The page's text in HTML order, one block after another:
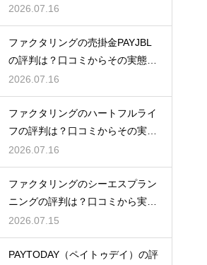
から検証
2026.07.16
ファクタリングの売掛金PAYJBL
の評判は？口コミからその実態を
徹底解説
2026.07.16
ファクタリングのハートフルライ
フの評判は？口コミからその実態
を徹底解説
2026.07.16
ファクタリングのシーエスプラン
ニングの評判は？口コミから実態
を徹底解説
2026.07.15
PAYTODAY（ペイトゥデイ）の評